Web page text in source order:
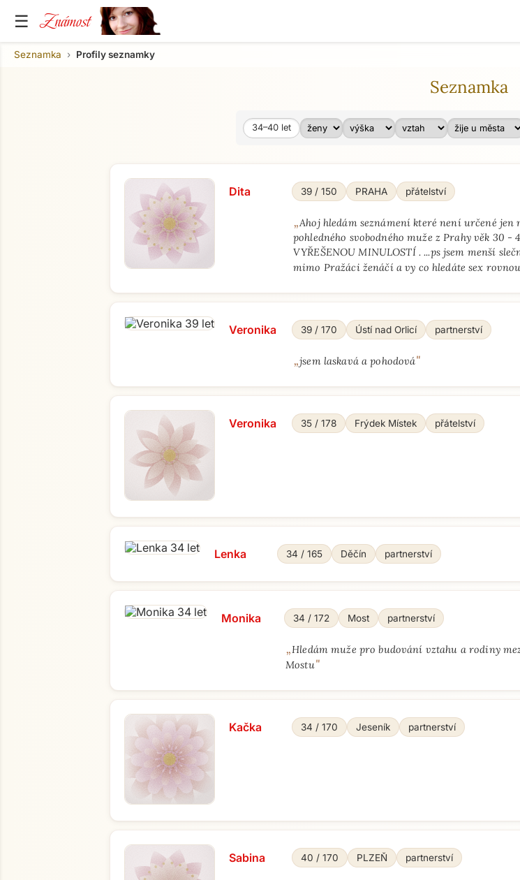
☰ Známost
Seznamka Profily seznamky
Seznamka
Věk od
Věk do
34–40 let
Dita 39 / 150 PRAHA přátelství
„Ahoj hledám seznámení které není určené
pohledného svobodného muže z Prahy věk 30 -
VYŘEŠENOU MINULOSTÍ . ...ps jsem menší
mimo Pražáci ženáčí a vy co hledáte sex
Veronika 39 / 170 Ústí nad Orlicí partnerství
„jsem laskavá a pohodová"
Veronika 35 / 178 Frýdek Místek přátelství
Lenka 34 / 165 Děčín partnerství
Monika 34 / 172 Most partnerství
„Hledám muže pro budování vztahu a rodiny
Mostu"
Kačka 34 / 170 Jeseník partnerství
Sabina 40 / 170 PLZEŇ partnerství